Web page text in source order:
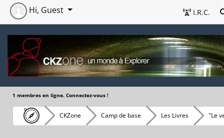
I.R.C.
Hi, Guest
1 membres en ligne. Connectez-vous !
CKZone Camp de base Les Livres "Le